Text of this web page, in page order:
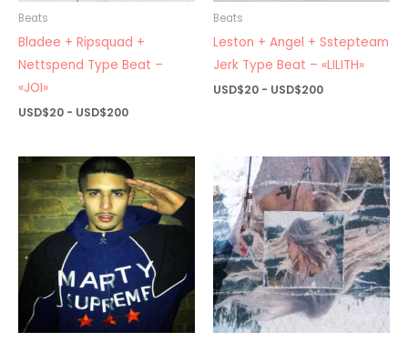
Beats
Bladee + Ripsquad +
Nettspend Type Beat –
«JOI»
USD$20 - USD$200Rango
desde
USD$20
hasta
USD$200
Beats
Leston + Angel + Sstepteam
Jerk Type Beat – «LILITH»
USD$20 - USD$200Rango
hasta
USD$200